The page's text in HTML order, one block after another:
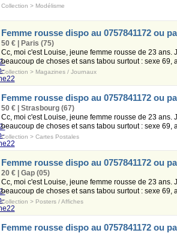
Collection > Modélisme
Femme rousse dispo au 0757841172 ou
50 € | Paris (75)
Cc, moi c'est Louise, jeune femme rousse de 23
beaucoup de choses et sans tabou surtout : sexe 69,
Collection > Magazines / Journaux
Femme rousse dispo au 0757841172 ou
50 € | Strasbourg (67)
Cc, moi c'est Louise, jeune femme rousse de 23
beaucoup de choses et sans tabou surtout : sexe 69,
Collection > Cartes Postales
Femme rousse dispo au 0757841172 ou
20 € | Gap (05)
Cc, moi c'est Louise, jeune femme rousse de 23
beaucoup de choses et sans tabou surtout : sexe 69,
Collection > Posters / Affiches
Femme rousse dispo au 0757841172 ou